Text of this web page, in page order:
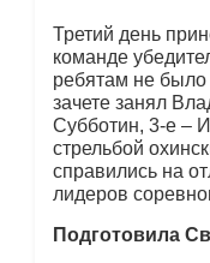
Третий день
команде
ребятам не
зачете занял
Субботин, 3-е –
стрельбой
справились на
лидеров
Подготовила